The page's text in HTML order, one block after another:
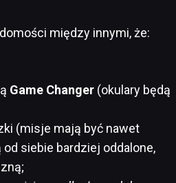
między innymi, że:
Game Changer (okulary będą
(misje mają być nawet
siebie bardziej oddalone,